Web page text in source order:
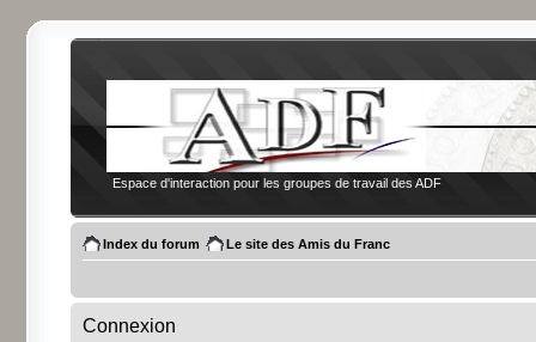
Espace d'interaction pour les groupes de travail des ADF
Index du forum Le site des Amis du Franc
Connexion